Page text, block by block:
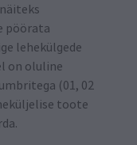
pöörata
lehekülgede
on oluline
(01, 02
toote